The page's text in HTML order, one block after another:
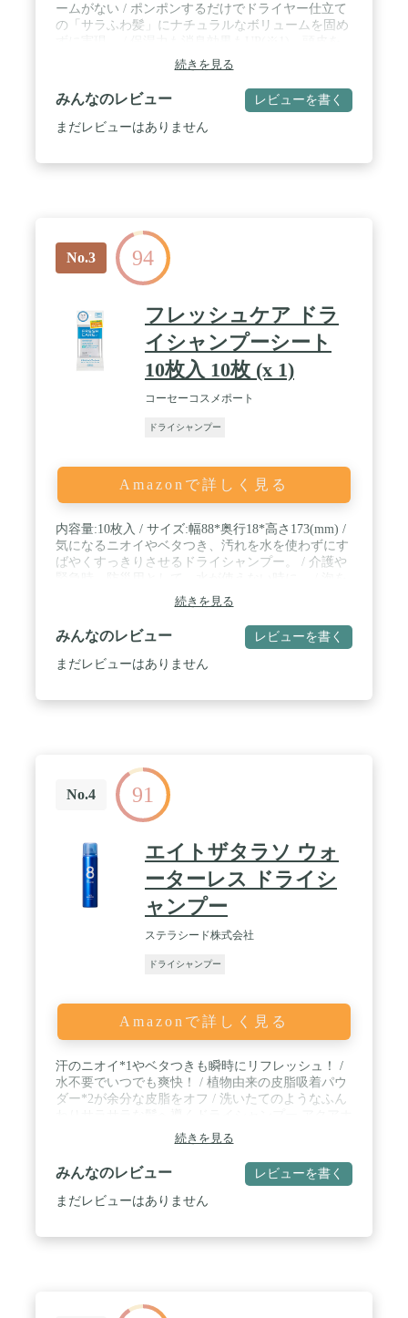
ームがない / ポンポンするだけでドライヤー仕立て
の「サラふわ髪」にナチュラルなボリュームを固め
清潔に保ちながら、ツヤと潤いを与えるセラミド成
分と肌に優しい植物由来成分をたっぷり配合。
続きを見る
みんなのレビュー レビューを書く
まだレビューはありません
No.3 94
フレッシュケア ドラ
イシャンプーシート
10枚入 10枚 (x 1)
コーセーコスメポート
ドライシャンプー
Amazonで詳しく見る
内容量:10枚入 / サイズ:幅88*奥行18*高さ173(mm) /
気になるニオイやベタつき、汚れを水を使わずにす
ばやくすっきりさせるドライシャンプー。 / 介護や
髪と頭皮になじませて拭き取るタイプのシャンプー
タイプ。髪と頭皮の汚れを落とすウェットシートタ
イプ。 / 髪と頭皮のベタつきや汚れ、ニオイ、ムレ
をすっきりと清潔にする。 / 心やすらぐラベンダー
の香り。
続きを見る
みんなのレビュー レビューを書く
まだレビューはありません
No.4 91
エイトザタラソ ウォ
ーターレス ドライシ
ャンプー
ステラシード株式会社
ドライシャンプー
Amazonで詳しく見る
汗のニオイ*1やベタつきも瞬時にリフレッシュ！ /
水不要でいつでも爽快！ / 植物由来の皮脂吸着パウ
ダー*2が余分な皮脂をオフ / 洗いたてのようなふん
ワイトフローラルの香り / スポーツ後に 入浴でき
ない時に *1 香りにより抑える *2 オクテニルコハク
酸デンプンAI（吸着）
続きを見る
みんなのレビュー レビューを書く
まだレビューはありません